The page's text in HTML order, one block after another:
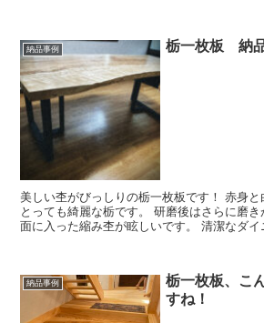
納品事例 栃一枚板 納
美しい杢がびっしりの栃一枚板です！ 赤身と白太のコントラストが
とっても綺麗な栃です。 研磨後はさらに磨きが掛かった輝きに、 全
面に入った縮み杢が眩しい
納品事例
栃一枚板、こ
すね！